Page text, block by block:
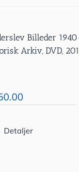
Billeder
Arkiv, DVD,
Detaljer